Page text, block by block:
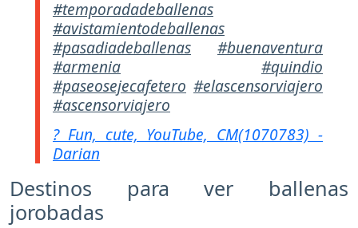
#temporadadeballenas
#avistamientodeballenas
#pasadiadeballenas
#buenaventura
#armenia
#quindio
#paseosejecafetero #elascensorviajero
#ascensorviajero
? Fun, cute, YouTube, CM(1070783) -
Darian
Destinos para ver ballenas
jorobadas